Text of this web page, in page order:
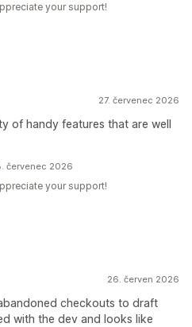
your support!
27. červenec 2026
of handy features that are well
červenec 2026
your support!
26. červen 2026
checkouts to draft
with the dev and looks like